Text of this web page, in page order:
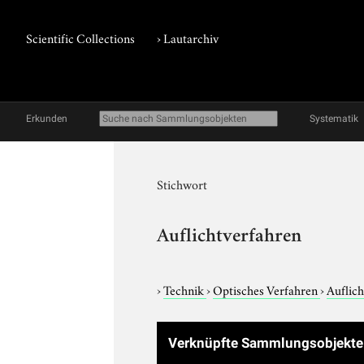
Scientific Collections ›Lautarchiv
Erkunden Systematik
Stichwort
Auflichtverfahren
›Technik›Optisches Verfahren›
Verknüpfte Sammlungsobjekte